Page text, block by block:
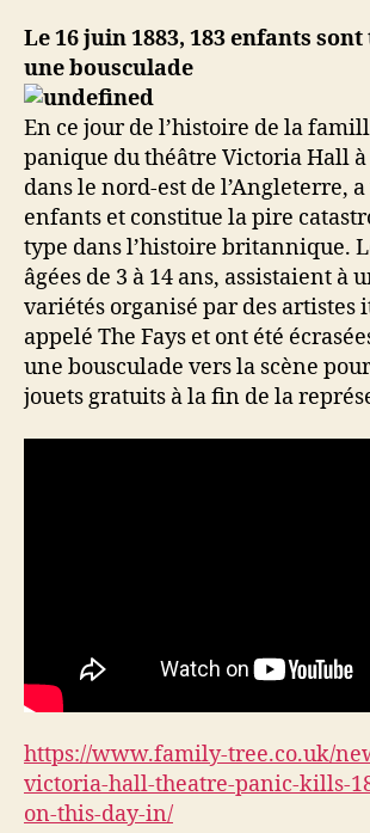
Le 16 juin 1883, 183 enfants
une bousculade
En ce jour de l’histoire de la
panique du théâtre Victoria Hall
dans le nord-est de l’Angleterre, a
enfants et constitue la pire
type dans l’histoire britannique.
âgées de 3 à 14 ans, assistaient à
variétés organisé par des artistes
appelé The Fays et ont été
une bousculade vers la scène
jouets gratuits à la fin de la
https://www.family-tree.co.uk/
victoria-hall-theatre-panic-kills-
on-this-day-in/